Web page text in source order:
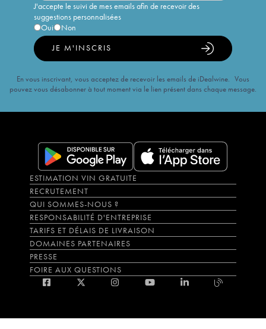
J'accepte le suivi de mes emails afin de recevoir des
suggestions personnalisées
Oui
Non
JE M'INSCRIS
En vous inscrivant, vous acceptez de recevoir les emails de iDealwine. Vous
pouvez vous désabonner à tout moment via le lien présent dans chaque message.
ESTIMATION VIN GRATUITE
RECRUTEMENT
QUI SOMMES-NOUS ?
RESPONSABILITÉ D'ENTREPRISE
TARIFS ET DÉLAIS DE LIVRAISON
DOMAINES PARTENAIRES
PRESSE
FOIRE AUX QUESTIONS